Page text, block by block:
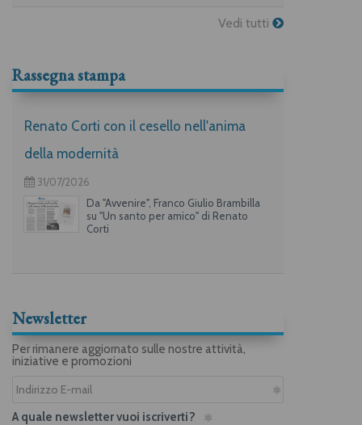
Vedi tutti
Rassegna stampa
Renato Corti con il cesello nell'anima
della modernità
31/07/2026
Da "Avvenire", Franco Giulio Brambilla
su "Un santo per amico" di Renato
Corti
Newsletter
Per rimanere aggiornato sulle nostre attività,
iniziative e promozioni
A quale newsletter vuoi iscriverti?